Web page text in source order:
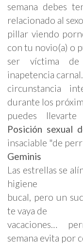
semana debes
relacionado al
pillar viendo
con tu novio(a) o
ser víctima
inapetencia
circunstancia
durante los
puedes llevarte
Posición sexual
insaciable "de
Geminis
Las estrellas se
higiene
bucal, pero un
te vaya de
vacaciones…
semana evita por